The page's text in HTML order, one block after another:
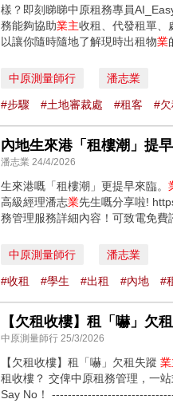
樣？即刻睇睇中原租務專員
務能夠協助業主收租、代發租單、
以讓你隨時隨地了解現時出租物業
中原測量師行 潘志業
#步驟 #土地審裁處 #租客 #欠
內地生來港「租樓潮」提
潘志業 24/4/2026
生來港嘅「租樓潮」更提早來臨。
高級經理潘志業先生嘅分享啦!
務管理服務詳細內容！可致電免
中原測量師行 潘志業
#收租 #學生 #出租 #內地 #
【欠租收樓】租「嚇」欠
中原測量師行 25/3/2026
【欠租收樓】租「嚇」欠租失蹤
租收樓？ 交俾中原租務管理，一
Say No！